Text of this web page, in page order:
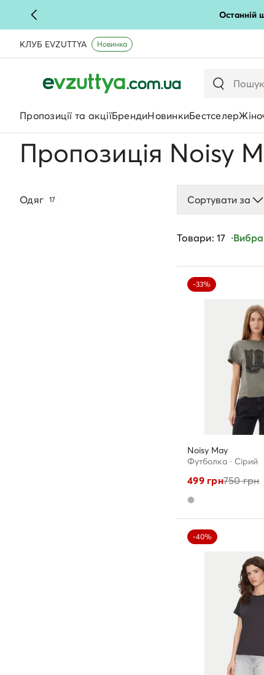
Останній
КЛУБ EVZUTTYA Новинка
Пропозиції та акціїБрендиНовинкиБестселер
Пропозиція Noisy
Одяг 17 Сортувати за
Товари: 17
-33%
Noisy May
Футболка · Сірий
499грн750грн
-40%